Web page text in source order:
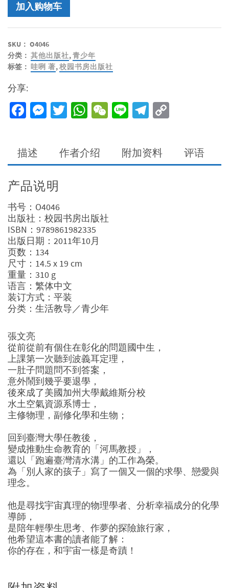
林
的
秘
密
量
加入购物车
SKU： O4046
分类： 其他出版社,青少年
标签： 哇咧 著,校园书房出版社
分享:
Facebook
Messenger
Twitter
WhatsApp
WeChat
LineTelegram
描述 作者介绍 附加资料 评语
产品说明
书号：O4046
出版社：校园书房出版社
ISBN：9789861982335
出版日期：2011年10月
页数：134
尺寸：14.5 x 19 cm
重量：310 g
语言：繁体中文
装订方式：平装
分类：生活教导／青少年
張文亮
從前從前有個住在彰化的問題國中生，
上課第一次聽到波義耳定理，
一肚子問題問不到答案，
意外鬧到幾乎要退學，
後來成了美國加州大學戴維斯分校
水土空氣資源系博士，
主修物理，副修化學和生物；
回到臺灣大學任教後，
變成推動生命教育的「河馬教授」，
還以「跑遍臺灣清水溝」的工作為榮。
為「別人家的孩子」寫了一個又一個的求學、戀愛與
理念。
他是尋找宇宙真理的物理學者、分析幸福成分的化學
導師，
是陪年輕學生思考、作夢的探險旅行家，
他希望這本書的讀者能了解：
你的存在，和宇宙一樣是奇蹟！